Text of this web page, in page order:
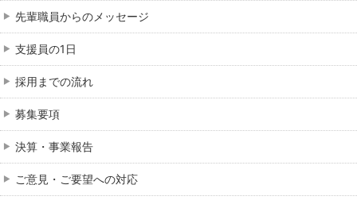
先輩職員からのメッセージ
支援員の1日
採用までの流れ
募集要項
決算・事業報告
ご意見・ご要望への対応